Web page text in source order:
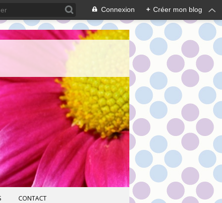
Connexion + Créer mon blog
CONTACT